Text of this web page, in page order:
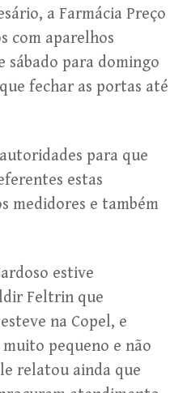
a Farmácia Preço
com aparelhos
sábado para domingo
fechar as portas até
para que
estas
medidores e também
estive
Feltrin que
na Copel, e
pequeno e não
relatou ainda que